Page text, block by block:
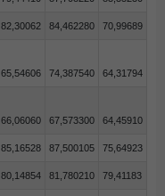
82,30062 84,462280 70,99689
65,54606 74,387540 64,31794
66,06060 67,573300 64,45910
85,16528 87,500105 75,64923
80,14854 81,780210 79,41183